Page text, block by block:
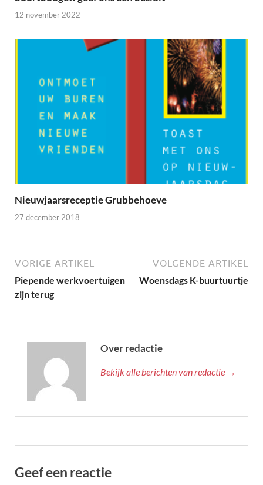
12 november 2022
Nieuwjaarsreceptie Grubbehoeve
27 december 2018
VORIGE ARTIKEL
Piepende werkvoertuigen
zijn terug
VOLGENDE ARTIKEL
Woensdags K-buurtuurtje
Over redactie
Bekijk alle berichten van redactie →
Geef een reactie